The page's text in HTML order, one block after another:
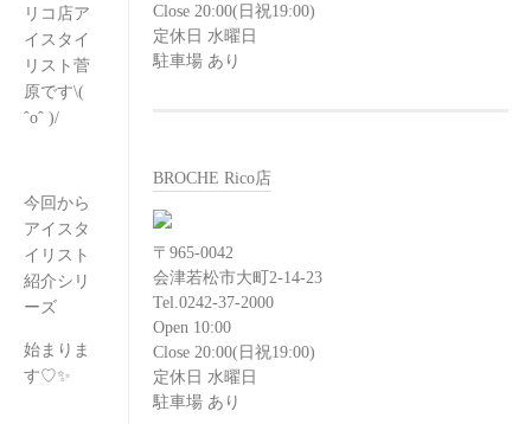
リコ店ア
イスタイ
リスト菅
原です\(
ˆoˆ )/
今回から
アイスタ
イリスト
紹介シリ
ーズ
始まりま
す♡✨
Close 20:00(日祝19:00)
定休日 水曜日
駐車場 あり
BROCHE Rico店
〒965-0042
会津若松市大町2-14-23
Tel.0242-37-2000
Open 10:00
Close 20:00(日祝19:00)
定休日 水曜日
駐車場 あり